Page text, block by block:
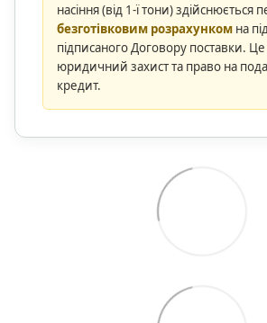
насіння (від 1-ї тони) здійснюється
безготівковим розрахунком на
підписаного Договору поставки.
юридичний захист та право на
кредит.